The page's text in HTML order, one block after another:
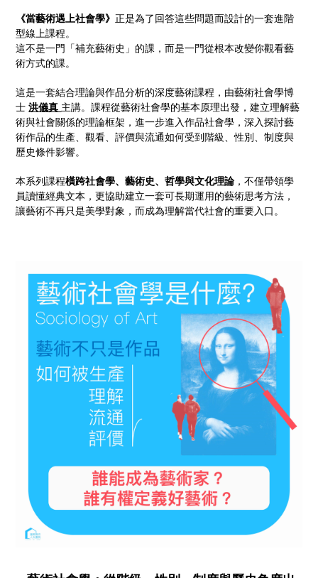
《當藝術遇上社會學》正是為了回答這些問題而設計的一套進階
型線上課程。
這不是一門「補充藝術史」的課，而是一門從根本改變你觀看藝
術方式的課。
這是一套結合理論與作品分析的深度藝術課程，由藝術社會學博
士洪儀真 主講。課程從藝術社會學的基本原理出發，建立理解藝
術與社會關係的理論框架，進一步進入作品社會學，深入探討藝
術作品的生產、觀看、評價與流通如何受到階級、性別、制度與
歷史條件影響。
本系列課程橫跨社會學、藝術史、哲學與文化理論 ，不僅帶領學
員讀懂經典文本，更協助建立一套可長期運用的藝術思考方法，
讓藝術不再只是美學對象，而成為理解當代社會的重要入口。